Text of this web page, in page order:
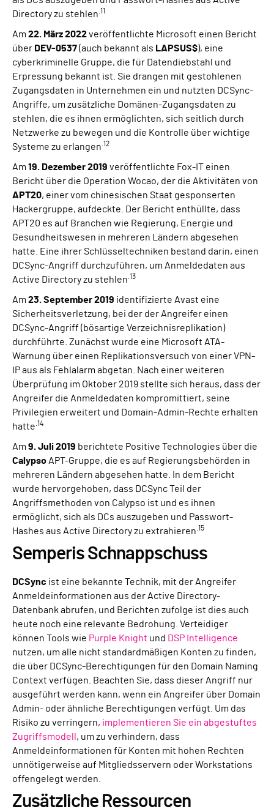
Directory zu stehlen .11
Am 22. März 2022veröffentlichte Microsoft einen Bericht
über DEV-0537(auch bekannt als LAPSUS$), eine
cyberkriminelle Gruppe, die für Datendiebstahl und
Erpressung bekannt ist. Sie drangen mit gestohlenen
Zugangsdaten in Unternehmen ein und nutzten DCSync-
Angriffe, um zusätzliche Domänen-Zugangsdaten zu
stehlen, die es ihnen ermöglichten, sich seitlich durch
Netzwerke zu bewegen und die Kontrolle über wichtige
Systeme zu erlangen .12
Am 19. Dezember 2019 veröffentlichte Fox-IT einen
Bericht über die Operation Wocao, der die Aktivitäten von
APT20, einer vom chinesischen Staat gesponserten
Hackergruppe, aufdeckte. Der Bericht enthüllte, dass
APT20 es auf Branchen wie Regierung, Energie und
Gesundheitswesen in mehreren Ländern abgesehen
hatte. Eine ihrer Schlüsseltechniken bestand darin, einen
DCSync-Angriff durchzuführen, um Anmeldedaten aus
Active Directory zu stehlen .13
Am 23. September 2019 identifizierte Avast eine
Sicherheitsverletzung, bei der der Angreifer einen
DCSync-Angriff (bösartige Verzeichnisreplikation)
durchführte. Zunächst wurde eine Microsoft ATA-
Warnung über einen Replikationsversuch von einer VPN-
IP aus als Fehlalarm abgetan. Nach einer weiteren
Überprüfung im Oktober 2019 stellte sich heraus, dass der
Angreifer die Anmeldedaten kompromittiert, seine
Privilegien erweitert und Domain-Admin-Rechte erhalten
hatte .14
Am 9. Juli 2019 berichtete Positive Technologies über die
Calypso APT-Gruppe, die es auf Regierungsbehörden in
mehreren Ländern abgesehen hatte. In dem Bericht
wurde hervorgehoben, dass DCSync Teil der
Angriffsmethoden von Calypso ist und es ihnen
ermöglicht, sich als DCs auszugeben und Passwort-
Hashes aus Active Directory zu extrahieren .15
Semperis Schnappschuss
DCSync ist eine bekannte Technik, mit der Angreifer
Anmeldeinformationen aus der Active Directory-
Datenbank abrufen, und Berichten zufolge ist dies auch
heute noch eine relevante Bedrohung. Verteidiger
können Tools wie Purple Knight und DSP Intelligence
nutzen, um alle nicht standardmäßigen Konten zu finden,
die über DCSync-Berechtigungen für den Domain Naming
Context verfügen. Beachten Sie, dass dieser Angriff nur
ausgeführt werden kann, wenn ein Angreifer über Domain
Admin- oder ähnliche Berechtigungen verfügt. Um das
Risiko zu verringern, implementieren Sie ein abgestuftes
Zugriffsmodell , um zu verhindern, dass
Anmeldeinformationen für Konten mit hohen Rechten
unnötigerweise auf Mitgliedsservern oder Workstations
offengelegt werden.
Zusätzliche Ressourcen